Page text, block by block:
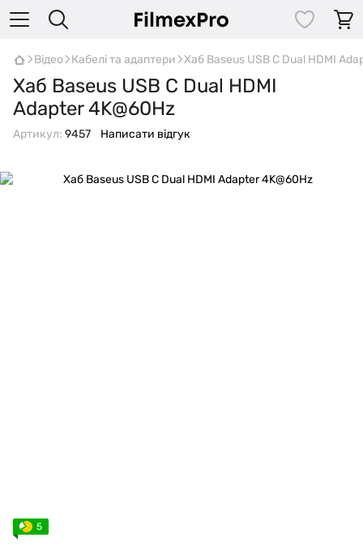
Відео Кабелі та адаптери Хаб Baseus USB C Dual HDMI
Хаб Baseus USB C Dual HDMI
Adapter 4K@60Hz
Артикул: 9457 Написати відгук
5